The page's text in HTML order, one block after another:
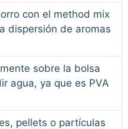
con el method mix
dispersión de aromas
sobre la bolsa
agua, ya que es PVA
pellets o partículas